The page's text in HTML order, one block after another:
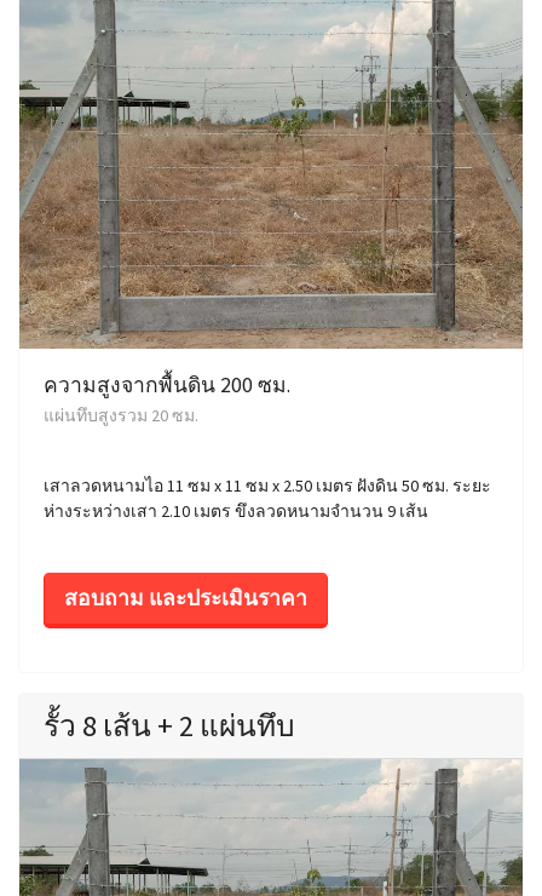
ความสูงจากพื้นดิน 200 ซม.
แผ่นทึบสูงรวม 20 ซม.
เสาลวดหนามไอ 11 ซม x 11 ซม x 2.50 เมตร ฝังดิน 50 ซม. ระยะ
ห่างระหว่างเสา 2.10 เมตร ขึงลวดหนามจำนวน 9 เส้น
สอบถาม และประเมินราคา
รั้ว 8 เส้น + 2 แผ่นทึบ